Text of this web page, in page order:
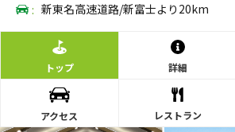
: 新東名高速道路/新富士より20km
トップ 詳細
アクセス レストラン